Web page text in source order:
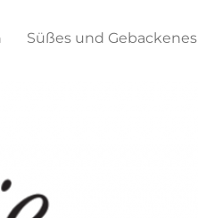
Süßes und Gebackenes